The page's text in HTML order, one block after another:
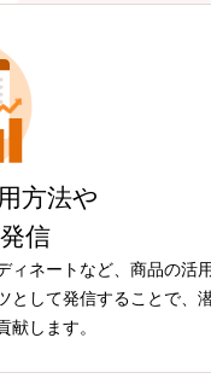
方法や
信
ィネートなど、商品の活
として発信することで、
献します。